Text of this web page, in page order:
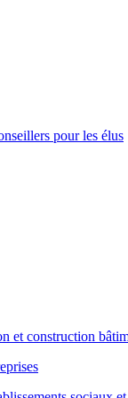
pour les élus
et construction